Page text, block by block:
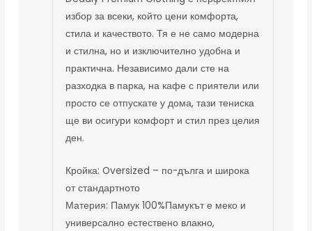
избор за всеки, който цени комфорта,
стила и качеството. Тя е не само модерна
и стилна, но и изключително удобна и
практична. Независимо дали сте на
разходка в парка, на кафе с приятели или
просто се отпускате у дома, тази тениска
ще ви осигури комфорт и стил през целия
ден.
Кройка: Oversized – по-дълга и широка
от стандартното
Материя: Памук 100%Памукът е меко и
универсално естествено влакно,